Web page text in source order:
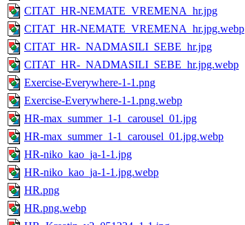
CITAT_HR-NEMATE_VREMENA_hr.jpg
CITAT_HR-NEMATE_VREMENA_hr.jpg.webp
CITAT_HR-_NADMASILI_SEBE_hr.jpg
CITAT_HR-_NADMASILI_SEBE_hr.jpg.webp
Exercise-Everywhere-1-1.png
Exercise-Everywhere-1-1.png.webp
HR-max_summer_1-1_carousel_01.jpg
HR-max_summer_1-1_carousel_01.jpg.webp
HR-niko_kao_ja-1-1.jpg
HR-niko_kao_ja-1-1.jpg.webp
HR.png
HR.png.webp